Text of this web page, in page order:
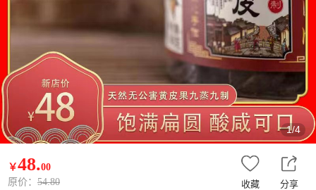
1/4
￥48.00
原价： 54.80 收藏 分享